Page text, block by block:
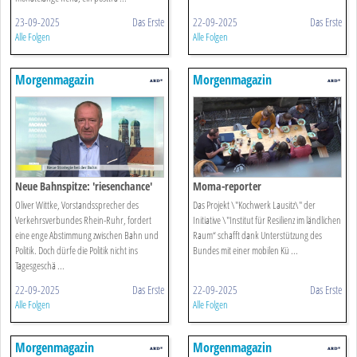
23-09-2025 Das Erste
Alle Folgen
22-09-2025 Das Erste
Alle Folgen
Morgenmagazin
Neue Bahnspitze: 'riesenchance'
Oliver Wittke, Vorstandssprecher des
Verkehrsverbundes Rhein-Ruhr, fordert
eine enge Abstimmung zwischen Bahn und
Politik. Doch dürfe die Politik nicht ins
Tagesgeschä ...
22-09-2025 Das Erste
Alle Folgen
Morgenmagazin
Moma-reporter
Das Projekt \"Kochwerk Lausitz\" der
Initiative \"Institut für Resilienz im ländlichen
Raum“ schafft dank Unterstützung des
Bundes mit einer mobilen Kü ...
22-09-2025 Das Erste
Alle Folgen
Morgenmagazin Morgenmagazin